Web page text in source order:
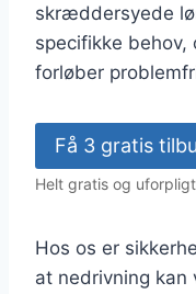
skræddersyede
specifikke behov,
forløber
Få 3 gratis
Helt gratis og
Hos os er
at nedrivning